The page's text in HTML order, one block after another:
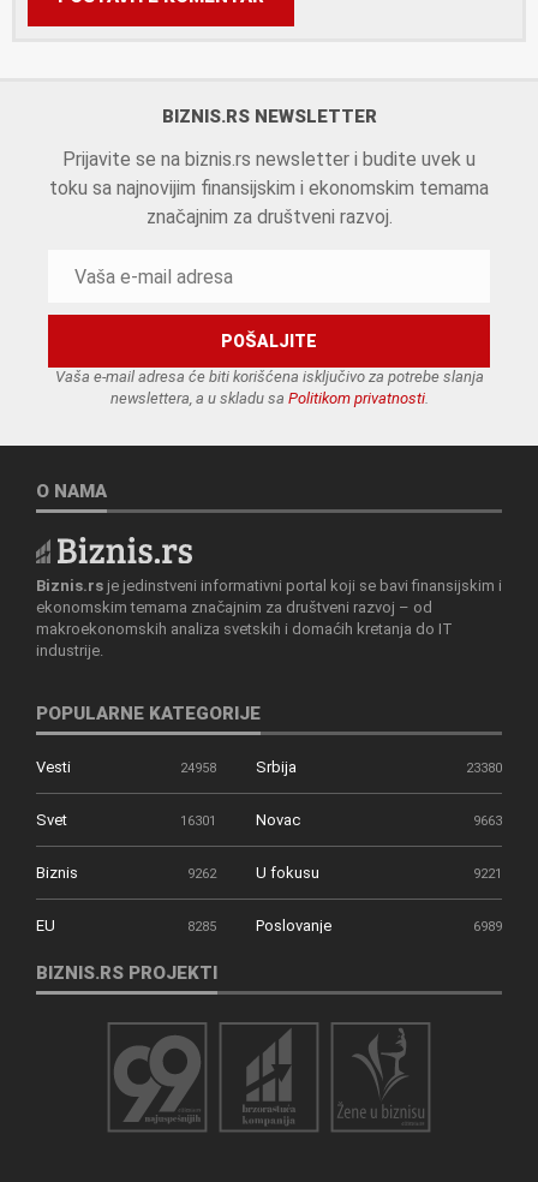
BIZNIS.RS NEWSLETTER
Prijavite se na biznis.rs newsletter i budite uvek u
toku sa najnovijim finansijskim i ekonomskim temama
značajnim za društveni razvoj.
Vaša e-mail adresa će biti korišćena isključivo za potrebe slanja
newslettera, a u skladu sa Politikom privatnosti.
O NAMA
Biznis.rs je jedinstveni informativni portal koji se bavi finansijskim i
ekonomskim temama značajnim za društveni razvoj – od
makroekonomskih analiza svetskih i domaćih kretanja do IT
industrije.
POPULARNE KATEGORIJE
Vesti 24958 Srbija 23380
Svet 16301 Novac 9663
Biznis 9262 U fokusu 9221
EU 8285 Poslovanje 6989
BIZNIS.RS PROJEKTI